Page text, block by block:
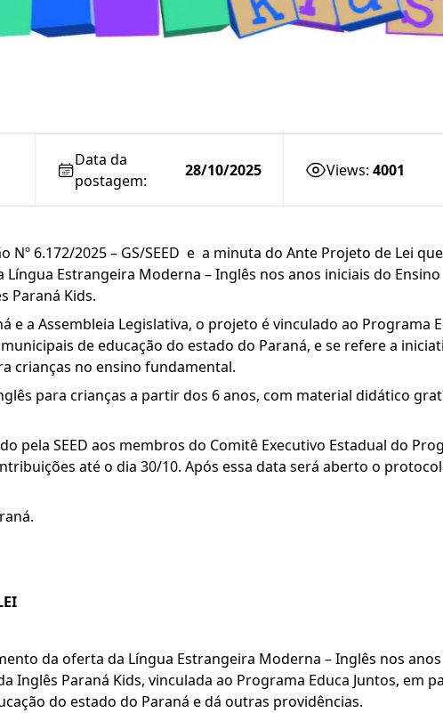
Data da
postagem:
28/10/2025 Views: 4001
Nº 6.172/2025 – GS/SEED e a minuta do Ante Projeto de Lei
Estrangeira Moderna – Inglês nos anos iniciais do Ensino
Paraná Kids.
e a Assembleia Legislativa, o projeto é vinculado ao Programa
de educação do estado do Paraná, e se refere a
crianças no ensino fundamental.
para crianças a partir dos 6 anos, com material didático
pela SEED aos membros do Comitê Executivo Estadual do
até o dia 30/10. Após essa data será aberto o
da oferta da Língua Estrangeira Moderna – Inglês nos
Inglês Paraná Kids, vinculada ao Programa Educa Juntos, em
do estado do Paraná e dá outras providências.